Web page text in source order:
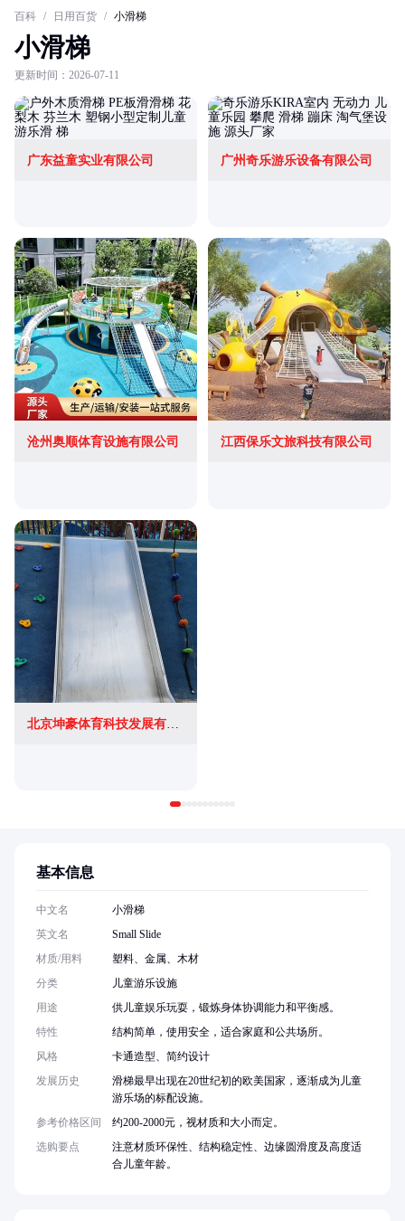
百科 / 日用百货 / 小滑梯
小滑梯
更新时间：2026-07-11
广东益童实业有限公司 广州奇乐游乐设备有限公司
沧州奥顺体育设施有限公司 江西保乐文旅科技有限公司
基本信息
中文名
小滑梯
英文名
Small Slide
材质/用料
塑料、金属、木材
分类
儿童游乐设施
用途
供儿童娱乐玩耍，锻炼身体协调能力和平衡感。
特性
结构简单，使用安全，适合家庭和公共场所。
风格
卡通造型、简约设计
发展历史
滑梯最早出现在20世纪初的欧美国家，逐渐成为儿童
游乐场的标配设施。
参考价格区间
约200-2000元，视材质和大小而定。
选购要点
注意材质环保性、结构稳定性、边缘圆滑度及高度适
合儿童年龄。